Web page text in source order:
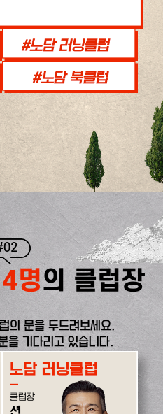
4명의 클럽장
의 문을 두드려보세요.
을 기다리고 있습니다.